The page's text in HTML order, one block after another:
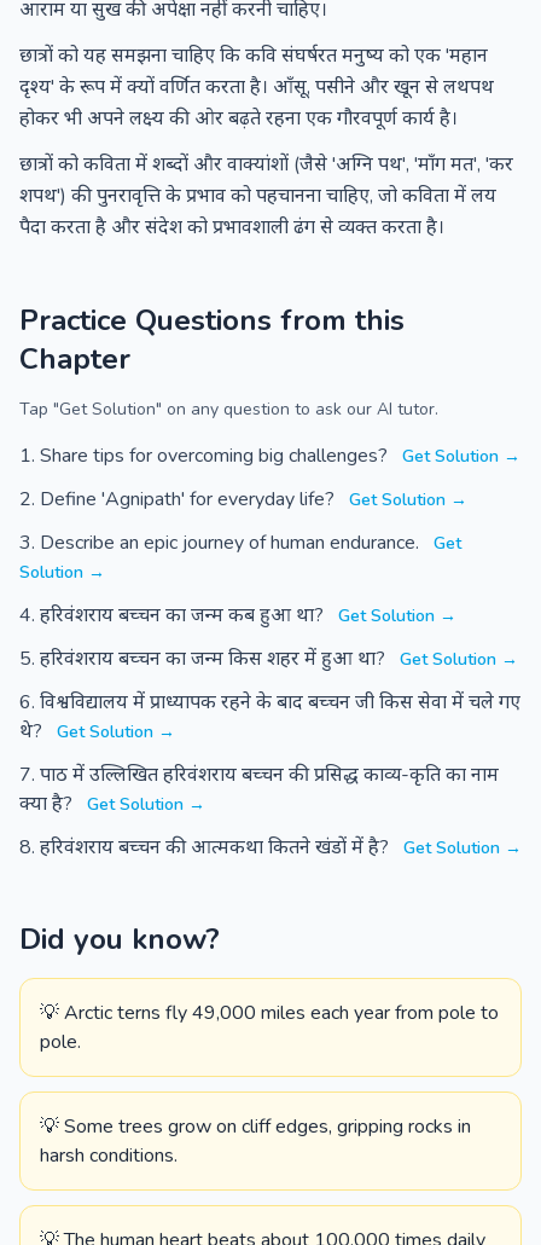
आराम या सुख की अपेक्षा नहीं करनी चाहिए।
छात्रों को यह समझना चाहिए कि कवि संघर्षरत मनुष्य को एक 'महान
दृश्य' के रूप में क्यों वर्णित करता है। आँसू, पसीने और खून से लथपथ
होकर भी अपने लक्ष्य की ओर बढ़ते रहना एक गौरवपूर्ण कार्य है।
छात्रों को कविता में शब्दों और वाक्यांशों (जैसे 'अग्नि पथ', 'माँग मत', 'कर
शपथ') की पुनरावृत्ति के प्रभाव को पहचानना चाहिए, जो कविता में लय
पैदा करता है और संदेश को प्रभावशाली ढंग से व्यक्त करता है।
Practice Questions from this
Chapter
Tap "Get Solution" on any question to ask our AI tutor.
Share tips for overcoming big challenges? Get Solution →
Define 'Agnipath' for everyday life? Get Solution →
Describe an epic journey of human endurance.
Get
Solution →
हरिवंशराय बच्चन का जन्म कब हुआ था? Get Solution →
हरिवंशराय बच्चन का जन्म किस शहर में हुआ था? Get Solution →
विश्वविद्यालय में प्राध्यापक रहने के बाद बच्चन जी किस सेवा में चले गए
थे?
Get Solution →
पाठ में उल्लिखित हरिवंशराय बच्चन की प्रसिद्ध काव्य-कृति का नाम
क्या है?
Get Solution →
हरिवंशराय बच्चन की आत्मकथा कितने खंडों में है? Get Solution →
Did you know?
💡 Arctic terns fly 49,000 miles each year from pole to
pole.
💡 Some trees grow on cliff edges, gripping rocks in
harsh conditions.